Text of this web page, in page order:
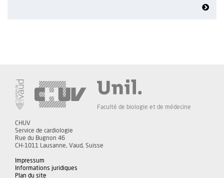
Faculté de biologie et de médecine
CHUV
Service de cardiologie
Rue du Bugnon 46
CH-1011 Lausanne, Vaud, Suisse
Impressum
Informations juridiques
Plan du site